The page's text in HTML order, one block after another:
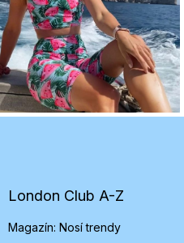
e
London Club A-Z
Magazín: Nosí trendy